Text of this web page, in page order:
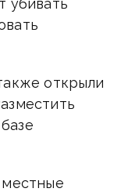
убивать
открыли
местные